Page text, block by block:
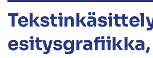
esitysgrafiikka,